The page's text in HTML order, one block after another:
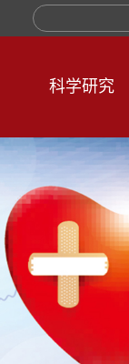
科学研究